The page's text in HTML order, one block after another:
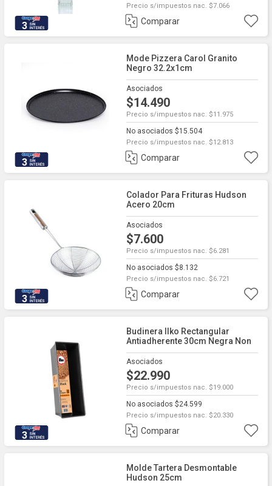
3
Precio s/impuestos nac. $7.066
Comparar
3
Mode Pizzera Carol Granito
Negro 32.2x1cm
Asociados
$14.490
Precio s/impuestos nac. $11.975
No asociados $15.504
Precio s/impuestos nac. $12.813
Comparar
3
Colador Para Frituras Hudson
Acero 20cm
Asociados
$7.600
Precio s/impuestos nac. $6.281
No asociados $8.132
Precio s/impuestos nac. $6.721
Comparar
3
Budinera Ilko Rectangular
Antiadherente 30cm Negra Non
Stick
Asociados
$22.990
Precio s/impuestos nac. $19.000
No asociados $24.599
Precio s/impuestos nac. $20.330
Comparar
Molde Tartera Desmontable
Hudson 25cm